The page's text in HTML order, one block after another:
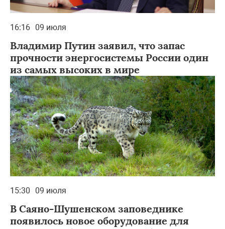
16:16 09 июля
Владимир Путин заявил, что запас
прочности энергосистемы России один
из самых высоких в мире
15:30 09 июля
В Саяно-Шушенском заповеднике
появилось новое оборудование для